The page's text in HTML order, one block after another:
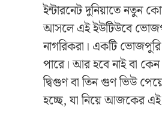
ইন্টারনেট দুনিয়াতে নতুন
আসলে এই ইউটিউবে
নাগরিকরা। একটি
পারে। আর হবে নাই বা
দ্বিগুণ বা তিন গুণ ভিউ
হচ্ছে, যা নিয়ে আজকের এই